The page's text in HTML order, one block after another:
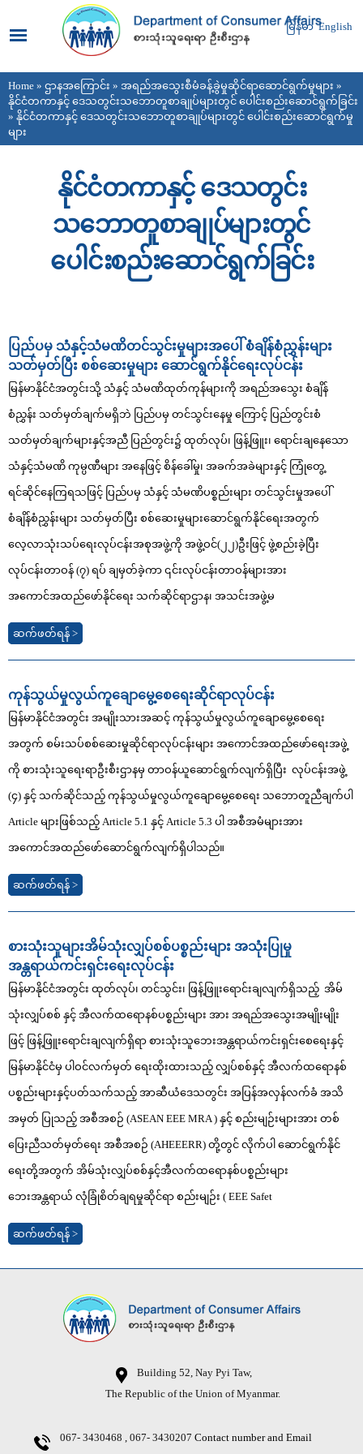
main
content
မြန်မာ English
You are here
Home » ဌာနအကြောင်း » အရည်အသွေးစီမံခန့်ခွဲမှုဆိုင်ရာဆောင်ရွက်မှုများ »
နိုင်ငံတကာနှင့် ဒေသတွင်းသဘောတူစာချုပ်များတွင် ပေါင်းစည်းဆောင်ရွက်ခြင်း
» နိုင်ငံတကာနှင့် ဒေသတွင်းသဘောတူစာချုပ်များတွင် ပေါင်းစည်းဆောင်ရွက်မှု
များ
နိုင်ငံတကာနှင့် ဒေသတွင်း
သဘောတူစာချုပ်များတွင်
ပေါင်းစည်းဆောင်ရွက်ခြင်း
ပြည်ပမှ သံနှင့်သံမဏိတင်သွင်းမှုများအပေါ် စံချိန်စံညွှန်းများ
သတ်မှတ်ပြီး စစ်ဆေးမှုများ‌ ဆောင်ရွက်နိုင်ရေးလုပ်ငန်း
မြန်မာနိုင်ငံအတွင်းသို့ သံနှင့် သံမဏိထုတ်ကုန်များကို အရည်အသွေး စံချိန်
စံညွှန်း သတ်မှတ်ချက်မရှိဘဲ ပြည်ပမှ တင်သွင်းနေမှု ကြောင့် ပြည်တွင်းစံ
သတ်မှတ်ချက်များနှင့်အညီ ပြည်တွင်း၌ ထုတ်လုပ်၊ ဖြန့်ဖြူး၊ ရောင်းချနေသော
သံနှင့်သံမဏိ ကုမ္ပဏီများ အနေဖြင့် စိန်ခေါ်မှု၊ အခက်အခဲများနှင့် ကြုံတွေ့
ရင်ဆိုင်နေကြရသဖြင့် ပြည်ပမှ သံနှင့် သံမဏိပစ္စည်းများ တင်သွင်းမှုအပေါ်
စံချိန်စံညွှန်းများ သတ်မှတ်ပြီး စစ်ဆေးမှုများဆောင်ရွက်နိုင်ရေးအတွက်
လေ့လာသုံးသပ်ရေးလုပ်ငန်းအစုအဖွဲ့ကို အဖွဲ့ဝင်(၂၂)ဦးဖြင့် ဖွဲ့စည်းခဲ့ပြီး
လုပ်ငန်းတာဝန် (၇) ရပ် ချမှတ်ခဲ့ကာ ၎င်းလုပ်ငန်းတာဝန်များအား
အကောင်အထည်ဖော်နိုင်ရေး သက်ဆိုင်ရာဌာန၊ အသင်းအဖွဲ့မ
ဆက်ဖတ်ရန် >
ကုန်သွယ်မှုလွယ်ကူချောမွေ့စေရေးဆိုင်ရာလုပ်ငန်း
မြန်မာနိုင်ငံအတွင်း အမျိုးသားအဆင့် ကုန်သွယ်မှုလွယ်ကူချောမွေ့စေရေး
အတွက် စမ်းသပ်စစ်ဆေးမှုဆိုင်ရာလုပ်ငန်းများ အကောင်အထည်ဖော်ရေးအဖွဲ့
ကို စားသုံးသူရေးရာဦးစီးဌာနမှ တာဝန်ယူဆောင်ရွက်လျက်ရှိပြီး လုပ်ငန်းအဖွဲ့
(၄) နှင့် သက်ဆိုင်သည့် ကုန်သွယ်မှုလွယ်ကူချောမွေ့စေရေး သဘောတူညီချက်ပါ
Article များဖြစ်သည့် Article 5.1 နှင့် Article 5.3 ပါ အစီအမံများအား
အကောင်အထည်ဖော်ဆောင်ရွက်လျက်ရှိပါသည်။
ဆက်ဖတ်ရန် >
စားသုံးသူများအိမ်သုံးလျှပ်စစ်ပစ္စည်းများ အသုံးပြုမှု
အန္တရာယ်ကင်းရှင်းရေးလုပ်ငန်း
မြန်မာနိုင်ငံအတွင်း ထုတ်လုပ်၊ တင်သွင်း၊ ဖြန့်ဖြူးရောင်းချလျက်ရှိသည့် အိမ်
သုံးလျှပ်စစ် နှင့် အီလက်ထရောနစ်ပစ္စည်းများ အား အရည်အသွေးအမျိုးမျိုး
ဖြင့် ဖြန့်ဖြူးရောင်းချလျက်ရှိရာ စားသုံးသူဘေးအန္တရာယ်ကင်းရှင်းစေရေးနှင့်
မြန်မာနိုင်ငံမှ ပါဝင်လက်မှတ် ရေးထိုးထားသည့် လျှပ်စစ်နှင့် အီလက်ထရောနစ်
ပစ္စည်းများနှင့်ပတ်သက်သည့် အာဆီယံဒေသတွင်း အပြန်အလှန်လက်ခံ အသိ
အမှတ် ပြုသည့် အစီအစဉ် (ASEAN EEE MRA ) နှင့် စည်းမျဉ်းများအား တစ်
ပြေးညီသတ်မှတ်ရေး အစီအစဉ် (AHEEERR) တို့တွင် လိုက်ပါ ဆောင်ရွက်နိုင်
ရေးတို့အတွက် အိမ်သုံးလျှပ်စစ်နှင့်အီလက်ထရောနစ်ပစ္စည်းများ
ဘေးအန္တရာယ် လုံခြုံစိတ်ချရမှုဆိုင်ရာ စည်းမျဉ်း ( EEE Safet
ဆက်ဖတ်ရန် >
Building 52, Nay Pyi Taw,
The Republic of the Union of Myanmar.
067- 3430468 , 067- 3430207 Contact number and Email